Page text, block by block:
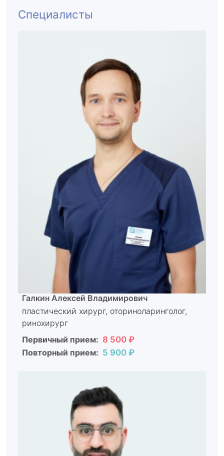
Специалисты
Галкин Алексей Владимирович
пластический хирург, оториноларинголог,
ринохирург
Первичный прием: 8 500 ₽
Повторный прием: 5 900 ₽